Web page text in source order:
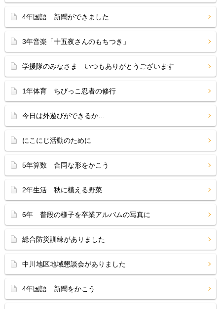
4年国語 新聞ができました
3年音楽「十五夜さんのもちつき」
学援隊のみなさま いつもありがとうございます
1年体育 ちびっこ忍者の修行
今日は外遊びができるか…
にこにじ活動のために
5年算数 合同な形をかこう
2年生活 秋に植える野菜
6年 普段の様子を卒業アルバムの写真に
総合防災訓練がありました
中川地区地域懇談会がありました
4年国語 新聞をかこう